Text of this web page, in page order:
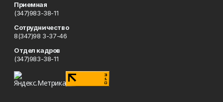
Приемная
(347)983-38-11
Сотрудничество
8(347)98 3-37-46
Отдел кадров
(347)983-38-11